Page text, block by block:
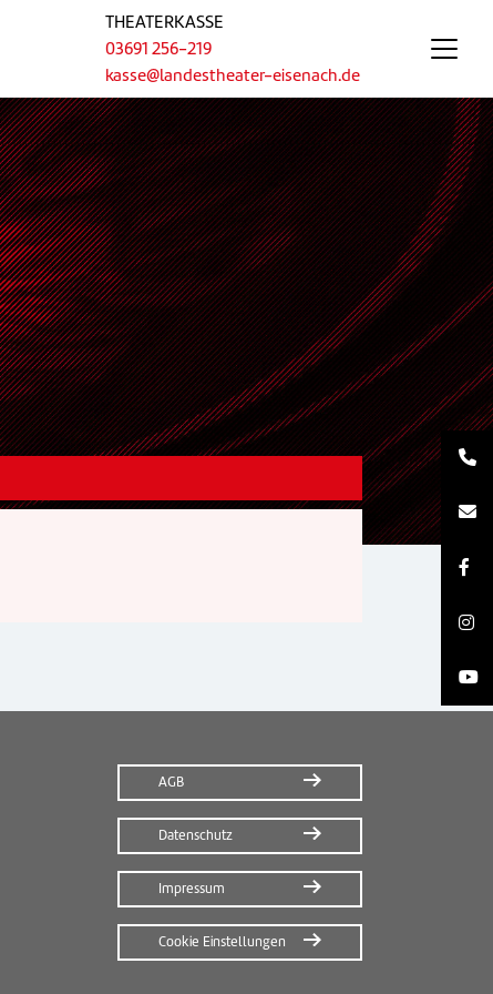
THEATERKASSE
03691 256-219
kasse@landestheater-eisenach.de
AGB
Datenschutz
Impressum
Cookie Einstellungen